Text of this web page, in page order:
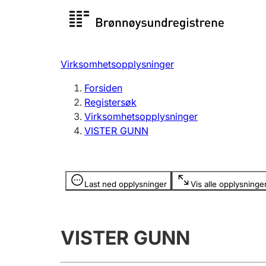
Registersøk
Registrere, endre, slette
Virksomhetsopplysninger
Forsiden
Registersøk
Virksomhetsopplysninger
VISTER GUNN
Last ned opplysninger Vis alle
Opplysninger er skjult
VISTER GUNN